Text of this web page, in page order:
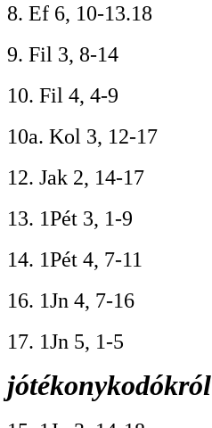
8. Ef 6, 10-13.18
9. Fil 3, 8-14
10. Fil 4, 4-9
10a. Kol 3, 12-17
12. Jak 2, 14-17
13. 1Pét 3, 1-9
14. 1Pét 4, 7-11
16. 1Jn 4, 7-16
17. 1Jn 5, 1-5
jótékonykodókról